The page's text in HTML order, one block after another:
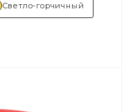
Светло-горчичный